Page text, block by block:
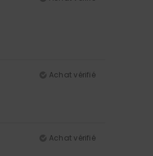
Achat vérifié
Achat vérifié